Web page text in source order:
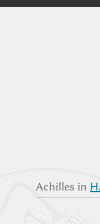
Achilles in